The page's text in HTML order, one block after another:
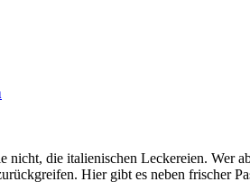
die italienischen Leckereien. Wer
Hier gibt es neben frischer